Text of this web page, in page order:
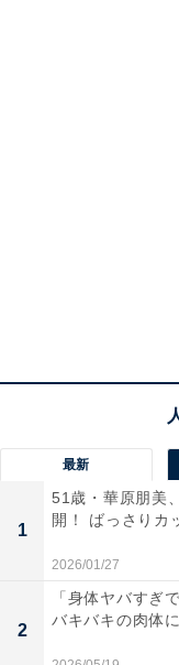
最新
1
51歳・華原朋美
開！ ばっさりカ
2026/01/27
2
「身体ヤバすぎ
バキバキの肉体